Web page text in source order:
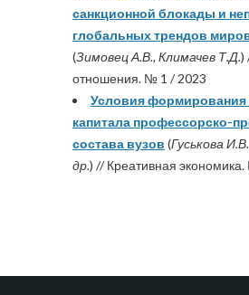
санкционной блокады и
глобальных трендов
(Зимовец А.В., Климачев Т.Д.)
отношения. № 1 / 2023
Условия формирования
капитала профессорско-
состава вузов (Гуськова
др.) // Креативная